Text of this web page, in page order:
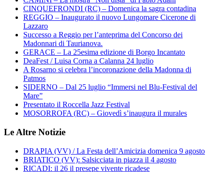
CINQUEFRONDI (RC) – Domenica la sagra contadina
REGGIO – Inaugurato il nuovo Lungomare Cicerone di
Lazzaro
Successo a Reggio per l’anteprima del Concorso dei
Madonnari di Taurianova.
GERACE – La 25esima edizione di Borgo Incantato
DeaFest / Luisa Corna a Calanna 24 luglio
A Rosarno si celebra l’incoronazione della Madonna di
Patmos
SIDERNO – Dal 25 luglio “Immersi nel Blu-Festival del
Mare”
Presentato il Roccella Jazz Festival
MOSORROFA (RC) – Giovedì s’inaugura il murales
Le Altre Notizie
DRAPIA (VV) / La Festa dell’Amicizia domenica 9 agosto
BRIATICO (VV): Salsicciata in piazza il 4 agosto
RICADI: il 26 il presepe vivente ricadese